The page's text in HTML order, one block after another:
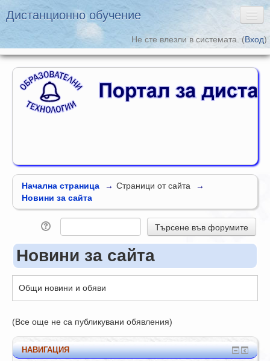
Дистанционно обучение
Не сте влезли в системата. (Вход)
Дистанционно обучение
Начална страница → Страници от сайта
→
Новини за сайта
Новини за сайта
Общи новини и обяви
(Все още не са публикувани обявления)
НАВИГАЦИЯ